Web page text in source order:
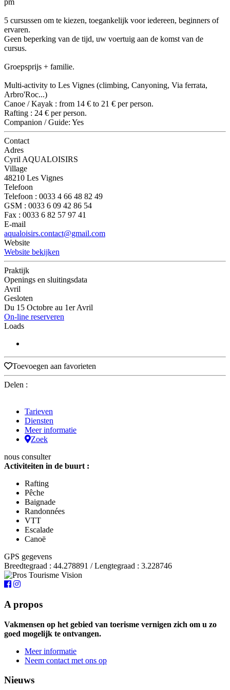
pm
5 cursussen om te kiezen, toegankelijk voor iedereen, beginners of
ervaren.
Geen beperking van de tijd, uw voertuig aan de komst van de
cursus.
Groepsprijs + familie.
Multi-activity to Les Vignes (climbing, Canyoning, Via ferrata,
Arbro'Roc...)
Canoe / Kayak : from 14 € to 21 € per person.
Rafting : 24 € per person.
Companion / Guide: Yes
Contact
Adres
Cyril AQUALOISIRS
Village
48210 Les Vignes
Telefoon
Telefoon : 0033 4 66 48 82 49
GSM : 0033 6 09 42 86 54
Fax : 0033 6 82 57 97 41
E-mail
aqualoisirs.contact@gmail.com
Website
Website bekijken
Praktijk
Openings en sluitingsdata
Avril
Gesloten
Du 15 Octobre au 1er Avril
On-line reserveren
Loads
Toevoegen aan favorieten
Delen :
Tarieven
Diensten
Meer informatie
Zoek
nous consulter
Activiteiten in de buurt :
Rafting
Pêche
Baignade
Randonnées
VTT
Escalade
Canoë
GPS gegevens
Breedtegraad : 44.278891 / Lengtegraad : 3.228746
A propos
Vakmensen op het gebied van toerisme vernigen zich om u zo
goed mogelijk te ontvangen.
Meer informatie
Neem contact met ons op
Nieuws